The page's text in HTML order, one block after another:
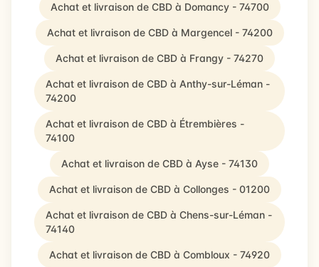
Achat et livraison de CBD à Domancy - 74700
Achat et livraison de CBD à Margencel - 74200
Achat et livraison de CBD à Frangy - 74270
Achat et livraison de CBD à Anthy-sur-Léman -
74200
Achat et livraison de CBD à Étrembières -
74100
Achat et livraison de CBD à Ayse - 74130
Achat et livraison de CBD à Collonges - 01200
Achat et livraison de CBD à Chens-sur-Léman -
74140
Achat et livraison de CBD à Combloux - 74920